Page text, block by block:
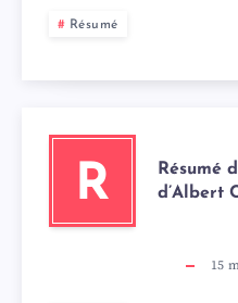
Résumé
R
Résumé
d’Albert
15